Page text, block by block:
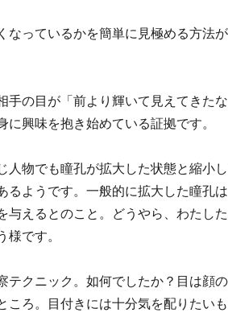
なっているかを簡単に見極める方法
手の目が「前より輝いて見えてきた
興味を抱き始めている証拠です。
人物でも瞳孔が拡大した状態と縮小
るようです。一般的に拡大した瞳孔
与えるとのこと。どうやら、わたし
様です。
テクニック。如何でしたか？目は顔
ころ。目付きには十分気を配りたいも